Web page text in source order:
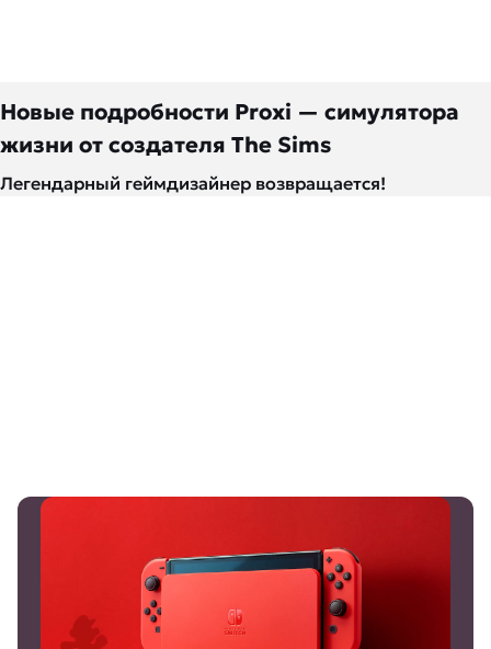
Новые подробности Proxi — симулятора
жизни от создателя The Sims
Легендарный геймдизайнер возвращается!